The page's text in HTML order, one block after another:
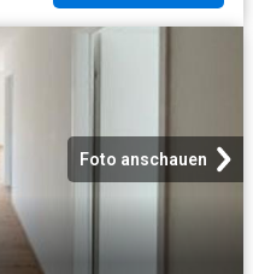
Foto anschauen